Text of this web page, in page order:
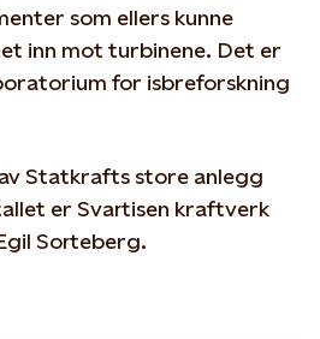
som ellers kunne
inn mot turbinene. Det er
for isbreforskning
Statkrafts store anlegg
er Svartisen kraftverk
Sorteberg.